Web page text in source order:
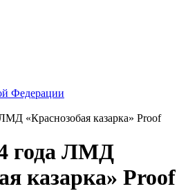
Федерации
«Краснозобая казарка» Proof
года ЛМД
казарка» Proof